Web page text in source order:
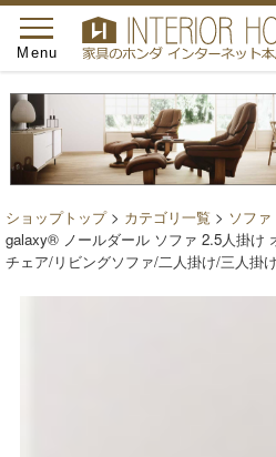
toggle
navigation
Menu
ショップトップ> カテゴリ一覧 > ソファ
galaxy® ノールダール ソファ 2.5人掛け
チェア/リビングソファ/二人掛け/三人掛